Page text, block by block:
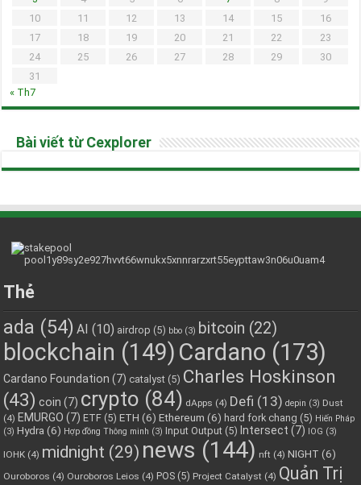
10
11 12 13 14 15
16
17
18 19 20 21 22
23
24
25 26 27 28 29
30
31
« Th7
Bài viết từ Cexplorer
Thẻ
ada (54) AI (10) airdrop (5) bbo (3) bitcoin (22)
blockchain (149) Cardano (173)
Cardano Foundation (7) catalyst (5) Charles Hoskinson
(43) coin (7) crypto (84) dApps (4) Defi (13) depin (3) Dust
(4) EMURGO (7) ETF (5) ETH (6) Ethereum (6) hard fork chang (5) Hiến Pháp
(3) Hydra (6) Hợp đồng Thông minh (3) Input Output (5) Intersect (7) IOG (3)
IOHK (4) midnight (29) news (144) nft (4) NIGHT (6)
Ouroboros (4) Ouroboros Leios (4) POS (5) Project Catalyst (4) Quản Trị